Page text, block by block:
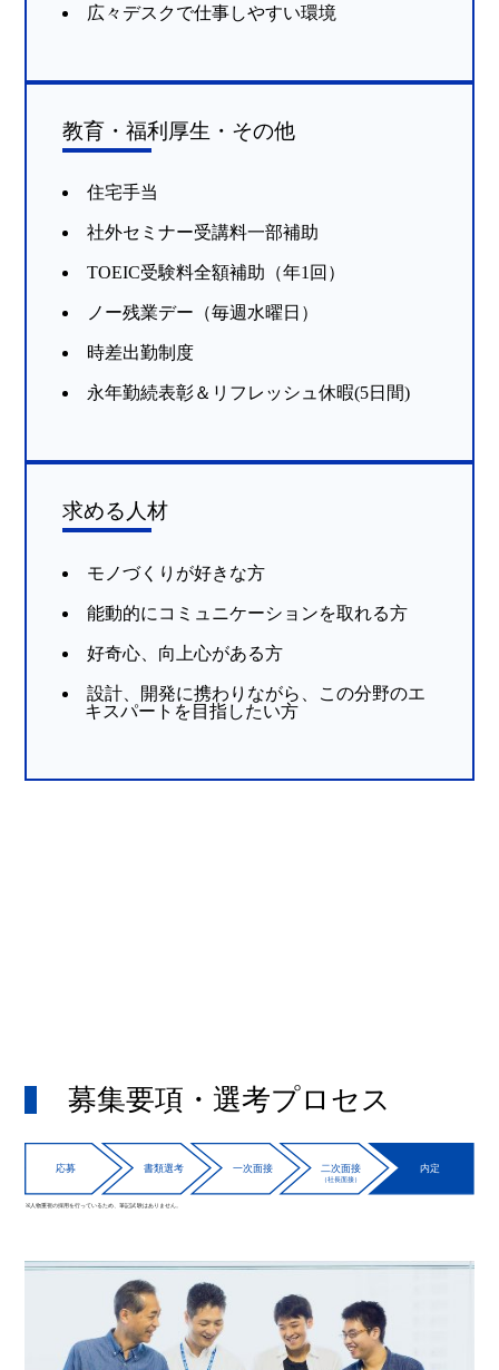
広々デスクで仕事しやすい環境
教育・福利厚生・その他
住宅手当
社外セミナー受講料一部補助
TOEIC受験料全額補助（年1回）
ノー残業デー（毎週水曜日）
時差出勤制度
永年勤続表彰＆リフレッシュ休暇(5日間)
求める人材
モノづくりが好きな方
能動的にコミュニケーションを取れる方
好奇心、向上心がある方
設計、開発に携わりながら、この分野のエ
キスパートを目指したい方
募集要項・選考プロセス